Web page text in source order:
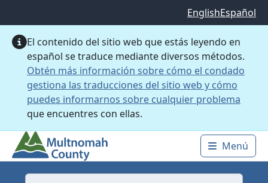
EnglishEspañol
El contenido del sitio web que estás leyendo en
español se traduce mediante diversos métodos.
Obtén más información sobre cómo el condado
gestiona las traducciones del sitio web y cómo
puedes informarnos sobre cualquier problema
que encuentres con ellas.
Main
Menú